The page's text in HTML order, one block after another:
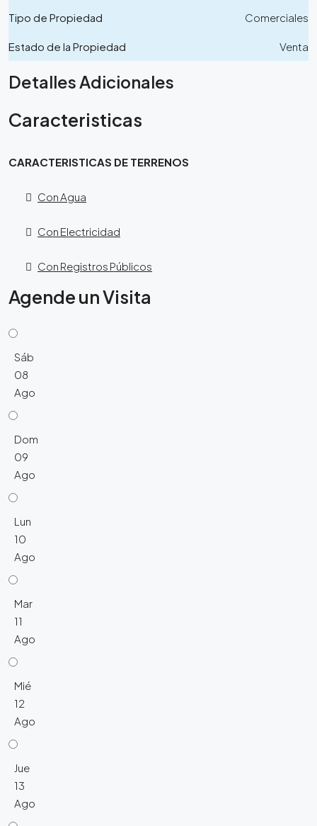
Tipo de Propiedad Comerciales
Estado de la Propiedad Venta
Detalles Adicionales
Caracteristicas
CARACTERISTICAS DE TERRENOS
Con Agua
Con Electricidad
Con Registros Públicos
Agende un Visita
Sáb
08
Ago
Dom
09
Ago
Lun
10
Ago
Mar
11
Ago
Mié
12
Ago
Jue
13
Ago